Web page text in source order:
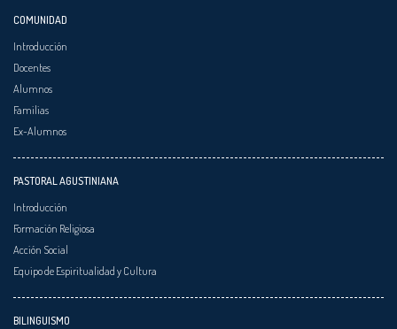
COMUNIDAD
Introducción
Docentes
Alumnos
Familias
Ex-Alumnos
PASTORAL AGUSTINIANA
Introducción
Formación Religiosa
Acción Social
Equipo de Espiritualidad y Cultura
BILINGUISMO